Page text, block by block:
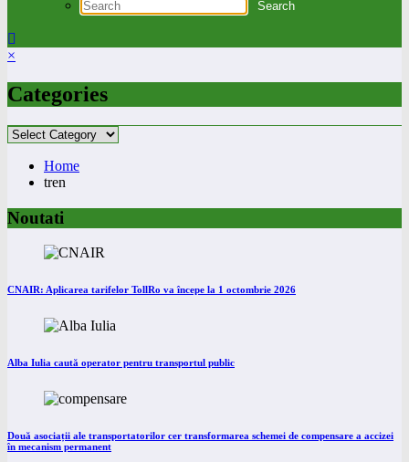
×
Categories
Categories
Home
tren
Noutati
CNAIR: Aplicarea tarifelor TollRo va începe la 1 octombrie 2026
Alba Iulia caută operator pentru transportul public
Două asociații ale transportatorilor cer transformarea schemei de compensare a accizei
în mecanism permanent